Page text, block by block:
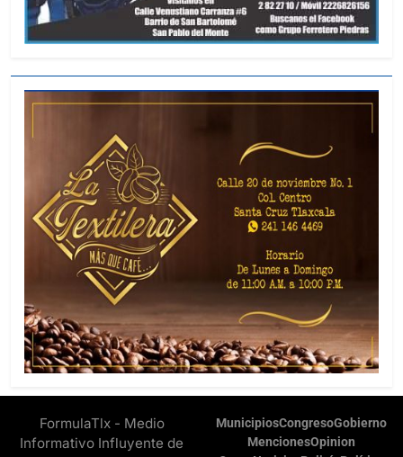
FormulaTlx - Medio
Informativo Influyente de
MunicipiosCongresoGobierno
MencionesOpinion